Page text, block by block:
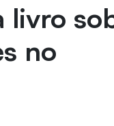
livro
no